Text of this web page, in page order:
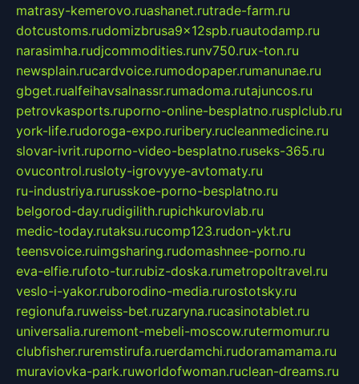
matrasy-kemerovo.ruashanet.rutrade-farm.ru
dotcustoms.rudomizbrusa9x12spb.ruautodamp.ru
narasimha.rudjcommodities.runv750.rux-ton.ru
newsplain.rucardvoice.rumodopaper.rumanunae.ru
gbget.rualfeihavsalnassr.rumadoma.rutajuncos.ru
petrovkasports.ruporno-online-besplatno.rusplclub.ru
york-life.rudoroga-expo.ruribery.rucleanmedicine.ru
slovar-ivrit.ruporno-video-besplatno.ruseks-365.ru
ovucontrol.rusloty-igrovyye-avtomaty.ru
ru-industriya.rurusskoe-porno-besplatno.ru
belgorod-day.rudigilith.rupichkurovlab.ru
medic-today.rutaksu.rucomp123.rudon-ykt.ru
teensvoice.ruimgsharing.rudomashnee-porno.ru
eva-elfie.rufoto-tur.rubiz-doska.rumetropoltravel.ru
veslo-i-yakor.ruborodino-media.rurostotsky.ru
regionufa.ruweiss-bet.ruzaryna.rucasinotablet.ru
universalia.ruremont-mebeli-moscow.rutermomur.ru
clubfisher.ruremstirufa.ruerdamchi.rudoramamama.ru
muraviovka-park.ruworldofwoman.ruclean-dreams.ru